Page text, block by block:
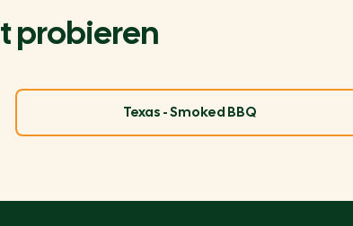
probieren
Texas - Smoked BBQ